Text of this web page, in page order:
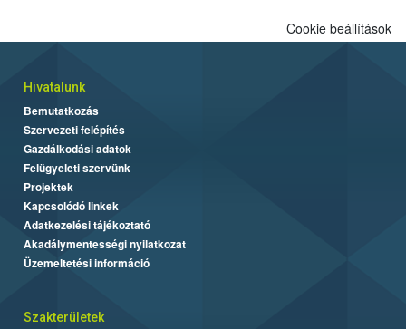
Cookie beállítások
Hivatalunk
Bemutatkozás
Szervezeti felépítés
Gazdálkodási adatok
Felügyeleti szervünk
Projektek
Kapcsolódó linkek
Adatkezelési tájékoztató
Akadálymentességi nyilatkozat
Üzemeltetési információ
Szakterületek